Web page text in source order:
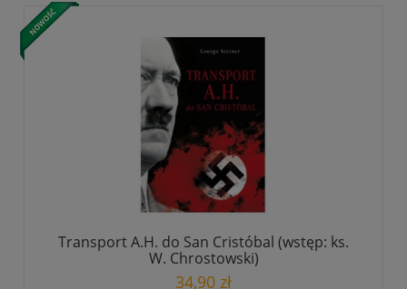
Transport A.H. do San Cristóbal (wstęp: ks.
W. Chrostowski)
34,90 zł